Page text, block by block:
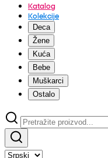
Katalog
Kolekcije
Deca
Žene
Kuća
Bebe
Muškarci
Ostalo